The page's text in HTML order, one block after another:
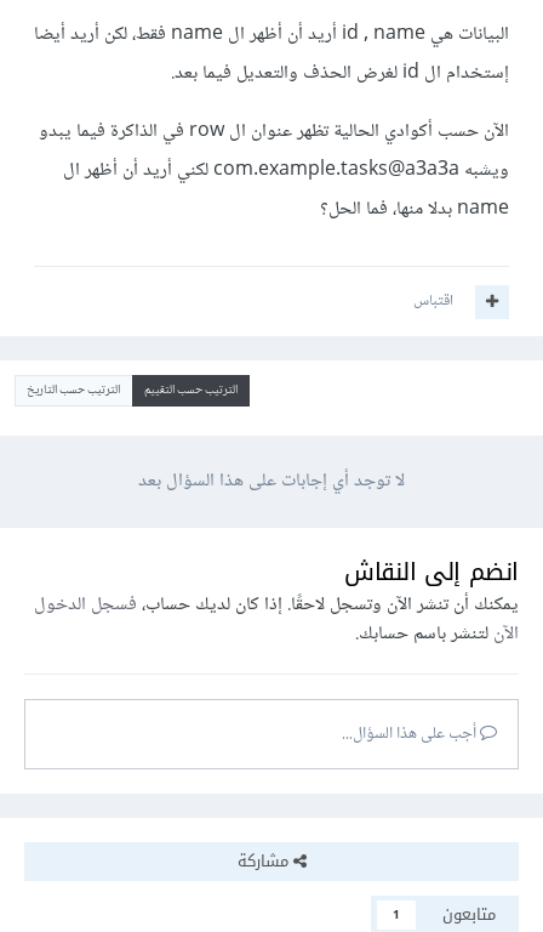
البيانات هي id , name أريد أن أظهر ال name فقط، لكن أريد أيضا
إستخدام ال id لغرض الحذف والتعديل فيما بعد.
اﻵن حسب أكوادي الحالية تظهر عنوان ال row في الذاكرة فيما يبدو
ويشبه com.example.tasks@a3a3a لكني أريد أن أظهر ال
name بدلا منها، فما الحل؟
اقتباس
الترتيب حسب التقييم الترتيب حسب التاريخ
لا توجد أي إجابات على هذا السؤال بعد
انضم إلى النقاش
يمكنك أن تنشر الآن وتسجل لاحقًا. إذا كان لديك حساب،فسجل الدخول
الآنلتنشر باسم حسابك.
أجب على هذا السؤال...
مشاركة
متابعون
1